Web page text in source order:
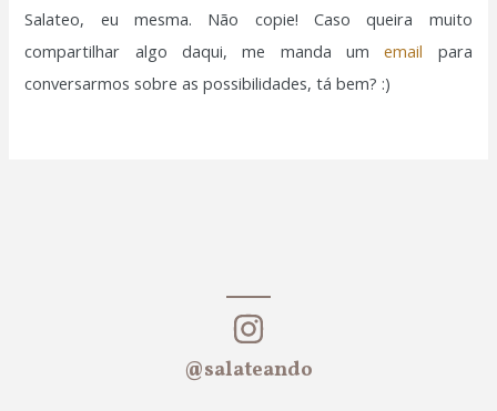
Salateo, eu mesma. Não copie! Caso queira muito
compartilhar algo daqui, me manda umemail para
conversarmos sobre as possibilidades, tá bem? :)
@salateando